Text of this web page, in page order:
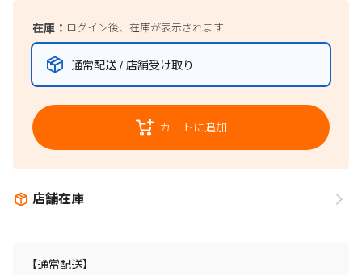
在庫： ログイン後、在庫が表示されます
通常配送 / 店舗受け取り
カートに追加
店舗在庫
【通常配送】